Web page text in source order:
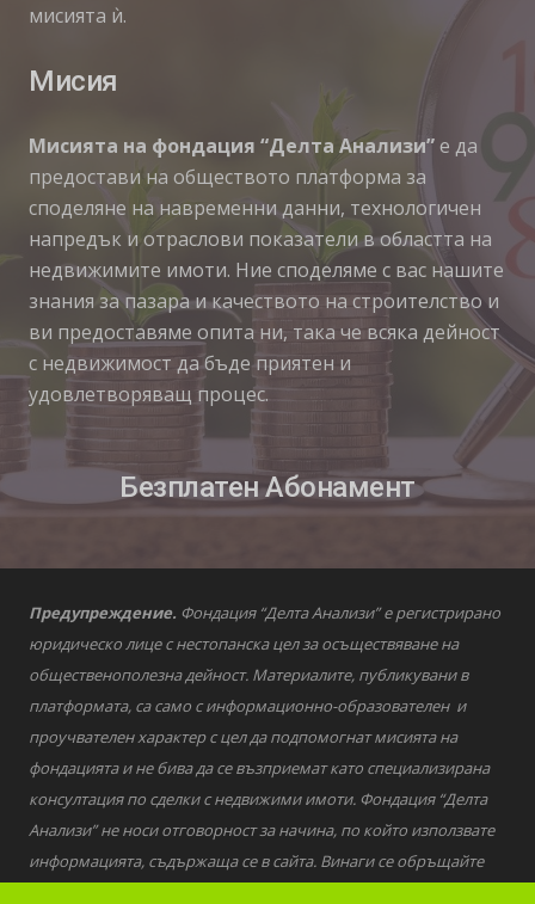
мисията ѝ.
Мисия
Мисията на фондация “Делта Анализи”е да
предостави на обществото платформа за
споделяне на навременни данни, технологичен
напредък и отраслови показатели в областта на
недвижимите имоти. Ние споделяме с вас нашите
знания за пазара и качеството на строителство и
ви предоставяме опита ни, така че всяка дейност
с недвижимост да бъде приятен и
удовлетворяващ процес.
Безплатен Абонамент
Предупреждение. Фондация “Делта Анализи” е регистрирано
юридическо лице с нестопанска цел за осъществяване на
общественополезна дейност. Материалите, публикувани в
платформата, са само с информационно-образователен и
проучвателен характер с цел да подпомогнат мисията на
фондацията и не бива да се възприемат като специализирана
консултация по сделки с недвижими имоти. Фондация “Делта
Анализи” не носи отговорност за начина, по който използвате
информацията, съдържаща се в сайта. Винаги се обръщайте